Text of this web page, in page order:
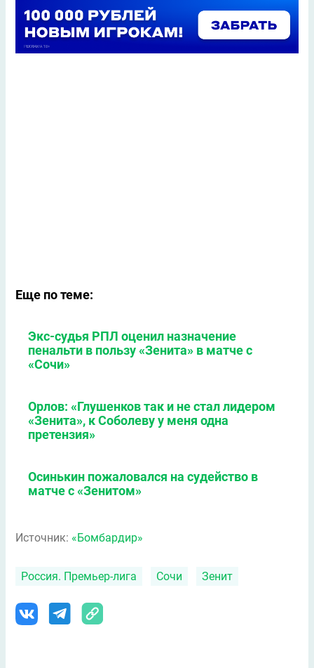
Еще по теме:
Экс-судья РПЛ оценил назначение
пенальти в пользу «Зенита» в матче с
«Сочи»
Орлов: «Глушенков так и не стал лидером
«Зенита», к Соболеву у меня одна
претензия»
Осинькин пожаловался на судейство в
матче с «Зенитом»
Источник: «Бомбардир»
Россия. Премьер-лига Сочи Зенит